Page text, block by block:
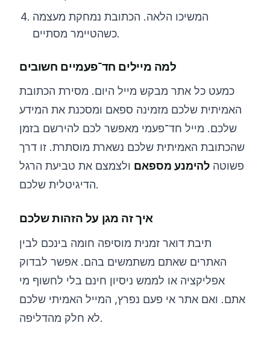
המשיכו הלאה. הכתובת נמחקת מעצמה
כשהטיימר מסתיים.
למה מיילים חד־פעמיים חשובים
כמעט כל אתר מבקש מייל היום. מסירת הכתובת
האמיתית שלכם מזמינה ספאם ומסכנת את המידע
שלכם. מייל חד־פעמי מאפשר לכם להירשם בזמן
שהכתובת האמיתית שלכם נשארת מוסתרת. זו דרך
פשוטה להימנע מספאם ולצמצם את טביעת הרגל
הדיגיטלית שלכם.
איך זה מגן על הזהות שלכם
תיבת דואר זמנית מוסיפה חומה בינכם לבין
האתרים שאתם משתמשים בהם. אפשר לבדוק
אפליקציה או לממש ניסיון חינם בלי לחשוף מי
אתם. ואם אתר אי פעם נפרץ, המייל האמיתי שלכם
לא חלק מהדליפה.